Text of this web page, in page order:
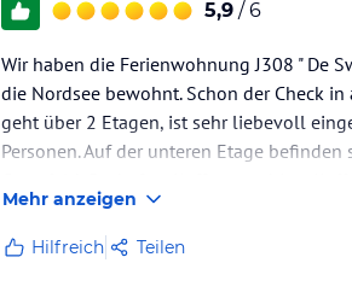
5,9 / 6
Wir haben die Ferienwohnung J308 " De
die Nordsee bewohnt. Schon der Check
geht über 2 Etagen, ist sehr liebevoll
Personen. Auf der unteren Etage
Mehr anzeigen
Hilfreich Teilen